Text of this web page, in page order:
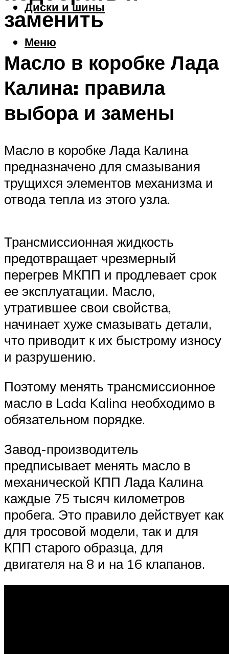
Диски и шины
Меню
заменить
Масло в коробке Лада
Калина: правила
выбора и замены
Масло в коробке Лада Калина
предназначено для смазывания
трущихся элементов механизма и
отвода тепла из этого узла.
Трансмиссионная жидкость
предотвращает чрезмерный
перегрев МКПП и продлевает срок
ее эксплуатации. Масло,
утратившее свои свойства,
начинает хуже смазывать детали,
что приводит к их быстрому износу
и разрушению.
Поэтому менять трансмиссионное
масло в Lada Kalina необходимо в
обязательном порядке.
Завод-производитель
предписывает менять масло в
механической КПП Лада Калина
каждые 75 тысяч километров
пробега. Это правило действует как
для тросовой модели, так и для
КПП старого образца, для
двигателя на 8 и на 16 клапанов.